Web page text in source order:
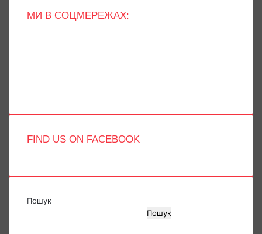
МИ В СОЦМЕРЕЖАХ:
FIND US ON FACEBOOK
Пошук
Пошук